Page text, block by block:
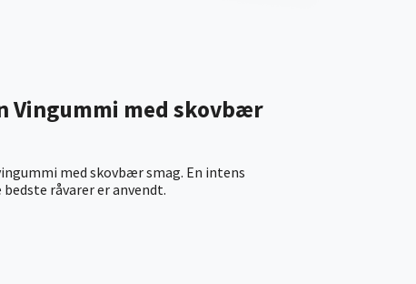
Vingummi med skovbær
med skovbær smag. En intens
råvarer er anvendt.